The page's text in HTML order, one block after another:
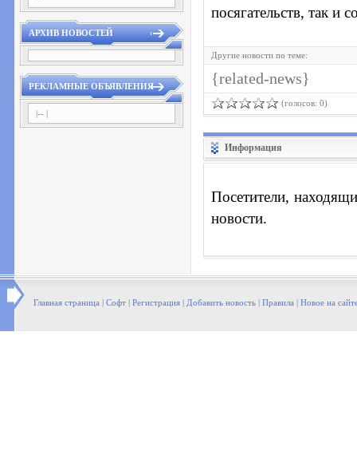
АРХИВ НОВОСТЕЙ
РЕКЛАМНЫЕ ОБЪЯВЛЕНИЯ
|-- |
посягательств, так и
Другие новости по теме:
{related-news}
(голосов: 0)
Информация
Посетители,
новости.
Главная страница | Софт | Регистрация | Добавить новость | Правила | Новое на